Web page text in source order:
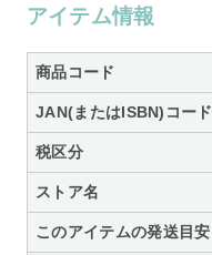
アイテム情報
商品コード
JAN(またはISBN)コード
税区分
ストア名
このアイテムの発送目安